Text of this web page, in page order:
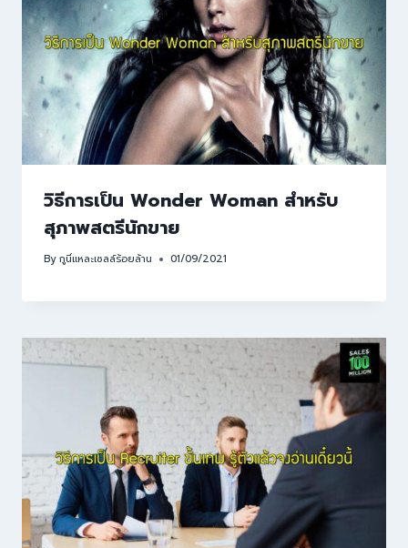
วิธีการเป็น Wonder Woman สำหรับ
สุภาพสตรีนักขาย
Byกูนี่แหละเซลล์ร้อยล้าน 01/09/2021